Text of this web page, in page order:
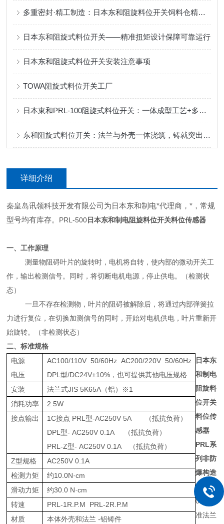
多重密封·精工制造：日本东和阻旋料位开关饲料仓精准控料
日本东和阻旋式料位开关——精准扭矩设计保障可靠运行
日本东和阻旋式料位开关安装注意事项
TOWA阻旋式料位开关工厂
日本東和PRL-100阻旋式料位开关：一体成型工艺+多重密封，定义可靠防护！
东和阻旋式料位开关：法兰与外壳一体浇筑，铸就突出性能
详细介绍
秦皇岛讯领科技开发有限公司为日本东和制电*代理商，*，常规
型号均有库存。 PRL-500日本东和制电阻旋料位开关料位传感器
一、工作原理
测量物阻碍叶片的旋转时，电机将自转，使内部的微动开关工
作，输出检测信号。同时，将切断电机电源，停止供电。（检测状
态）
一旦不存在检测物，叶片的阻碍被解除后，将通过内部弹簧拉
力进行复位，在切换加测信号的同时，开始对电机供电，叶片重新开
始旋转。（非检测状态）
二、标准规格
电源
电压
AC100/110V 50/60Hz AC200/220V 50/60Hz
DPL型/DC24V±10%，也可提供其他电压规格
安装
法兰式JIS 5K65A（铝）※1
消耗功率
2.5W
接点输出
1C接点 PRL型-AC250V 5A （抵抗负荷）
DPL型- AC250V 0.1A （抵抗负荷）
PRL-Z型- AC250V 0.1A （抵抗负荷）
Z型规格
AC250V 0.1A
检测力矩
约10.0N·cm
滑动力矩
约30.0 N·cm
转速
PRL-1R.P.M PRL-2R.P.M
材质
本体外壳和法兰 -铝铸件
日本东
和制电
阻旋料
位开关
料位传
感器
PRL 系
列非防
爆构造
PRL-1
00
准法兰